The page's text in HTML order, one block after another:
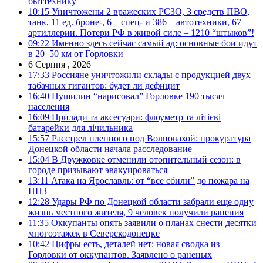
10:15 Уничтожены 2 вражеских РСЗО, 3 средств ПВО,
танк, 11 ед. броне-, 6 – спец- и 386 – автотехники, 67 –
артиллерии. Потери РФ в живой силе – 1210 “штыков”!
09:22 Именно здесь сейчас самый ад: основные бои идут
в 20–50 км от Горловки
6 Серпня , 2026
17:33 Россияне уничтожили склады с продукцией двух
табачных гигантов: будет ли дефицит
16:40 Пушилин “нарисовал” Горловке 190 тысяч
населения
16:09 Прилади та аксесуари: флоуметр та літієві
батарейки для лічильника
15:57 Расстрел пленного под Волновахой: прокуратура
Донецкой области начала расследование
15:04 В Дружковке отменили отопительный сезон: в
городе призывают эвакуироваться
13:11 Атака на Ярославль: от “все сбили” до пожара на
НПЗ
12:28 Удары РФ по Донецкой области забрали еще одну
жизнь местного жителя, 9 человек получили ранения
11:35 Оккупанты опять заявили о планах снести десятки
многоэтажек в Северскодонецке
10:42 Цифры есть, деталей нет: новая сводка из
Горловки от оккупантов. Заявлено о раненых